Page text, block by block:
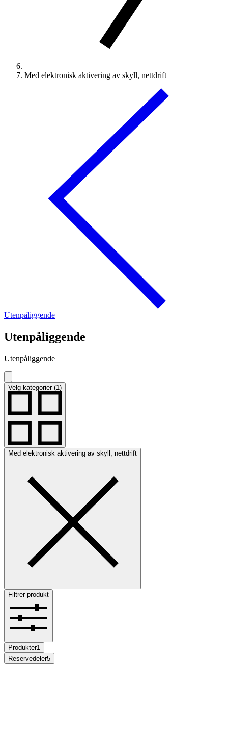
Med elektronisk aktivering av skyll, nettdrift
Utenpåliggende
Utenpåliggende
Utenpåliggende
Velg kategorier (1)
Med elektronisk aktivering av skyll, nettdrift
Filtrer produkt
Produkter1
Reservedeler5